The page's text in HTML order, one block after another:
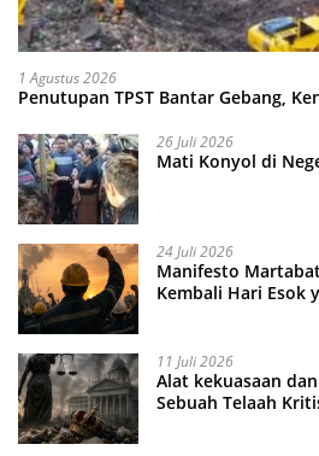
1 Agustus 2026
Penutupan TPST Bantar Gebang,
26 Juli 2026
Mati Konyol di
24 Juli 2026
Manifesto
Kembali Hari Esok
11 Juli 2026
Alat kekuasaan
Sebuah Telaah